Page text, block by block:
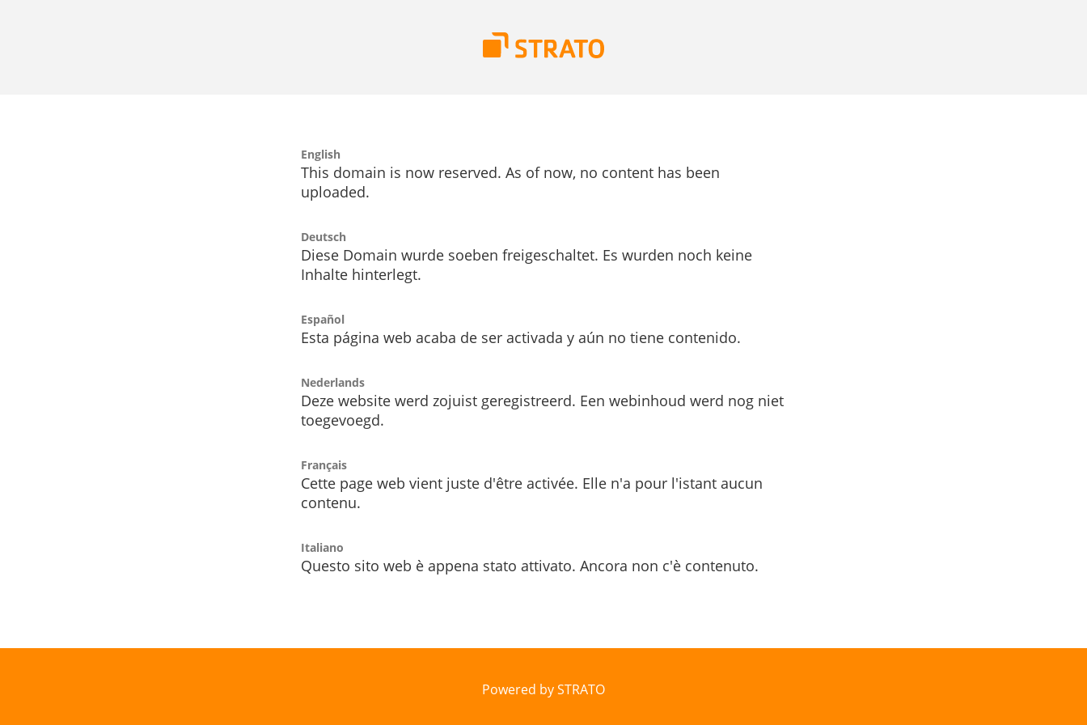
English
This domain is now reserved. As of now, no content has been
uploaded.
Deutsch
Diese Domain wurde soeben freigeschaltet. Es wurden noch keine
Inhalte hinterlegt.
Español
Esta página web acaba de ser activada y aún no tiene contenido.
Nederlands
Deze website werd zojuist geregistreerd. Een webinhoud werd nog niet
toegevoegd.
Français
Cette page web vient juste d'être activée. Elle n'a pour l'istant aucun
contenu.
Italiano
Questo sito web è appena stato attivato. Ancora non c'è contenuto.
Powered by STRATO